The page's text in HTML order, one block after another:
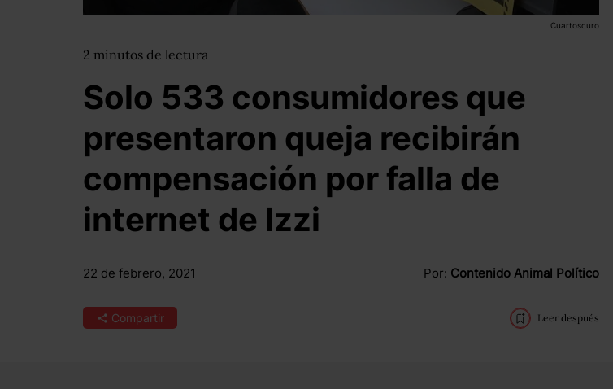
Cuartoscuro
2 minutos de lectura
Solo 533 consumidores que
presentaron queja recibirán
compensación por falla de
internet de Izzi
22 de febrero, 2021 Por: Contenido Animal Político
Compartir Leer después